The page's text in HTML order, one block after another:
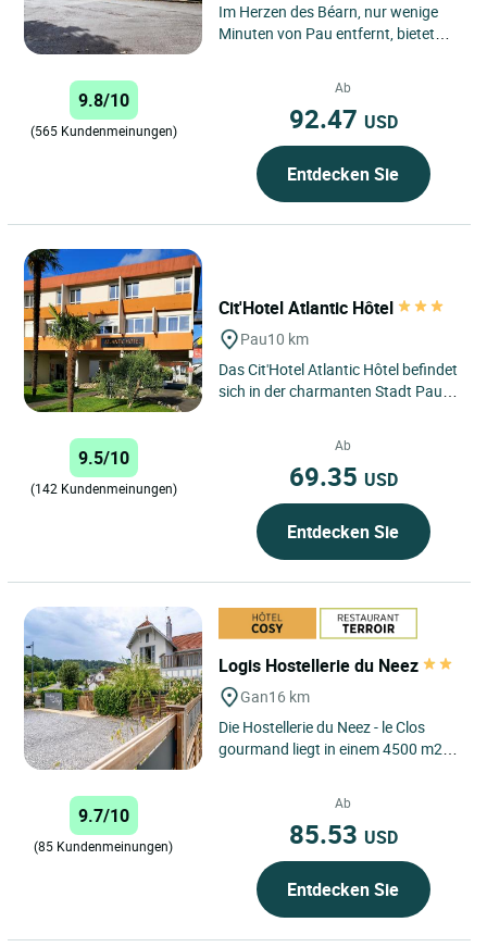
Im Herzen des Béarn, nur wenige
Minuten von Pau entfernt, bietet
9.8/10
(565 Kundenmeinungen)
Ab
92.47 USD
Entdecken Sie
Cit'Hotel Atlantic Hôtel
Pau10 km
Das Cit'Hotel Atlantic Hôtel befindet
sich in der charmanten Stadt Pau
9.5/10
(142 Kundenmeinungen)
Ab
69.35 USD
Entdecken Sie
Logis Hostellerie du Neez
Gan16 km
Die Hostellerie du Neez - le Clos
gourmand liegt in einem 4500 m2
9.7/10
(85 Kundenmeinungen)
Ab
85.53 USD
Entdecken Sie